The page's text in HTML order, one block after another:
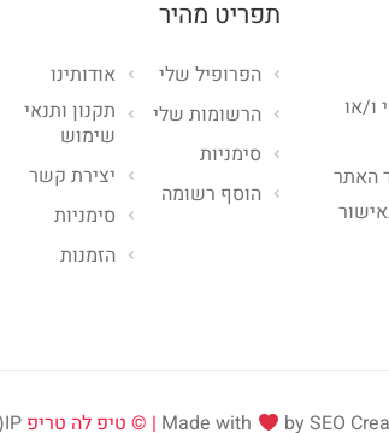
ו/או
האתר
תפריט מהיר
אודותינו
תקנון ותנאי
שימוש
יצירת קשר
סימניות
הזמנות
הפרופיל שלי
הרשומות שלי
סימניות
הוסף רשומה
Made with by SEO טיפ לה טריפ